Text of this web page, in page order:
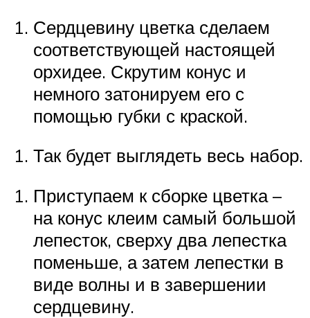
Сердцевину цветка сделаем
соответствующей настоящей
орхидее. Скрутим конус и
немного затонируем его с
помощью губки с краской.
Так будет выглядеть весь набор.
Приступаем к сборке цветка –
на конус клеим самый большой
лепесток, сверху два лепестка
поменьше, а затем лепестки в
виде волны и в завершении
сердцевину.